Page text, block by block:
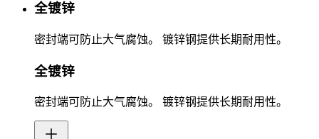
全镀锌
密封端可防止大气腐蚀。 镀锌钢提供长期耐用性。
全镀锌
密封端可防止大气腐蚀。 镀锌钢提供长期耐用性。